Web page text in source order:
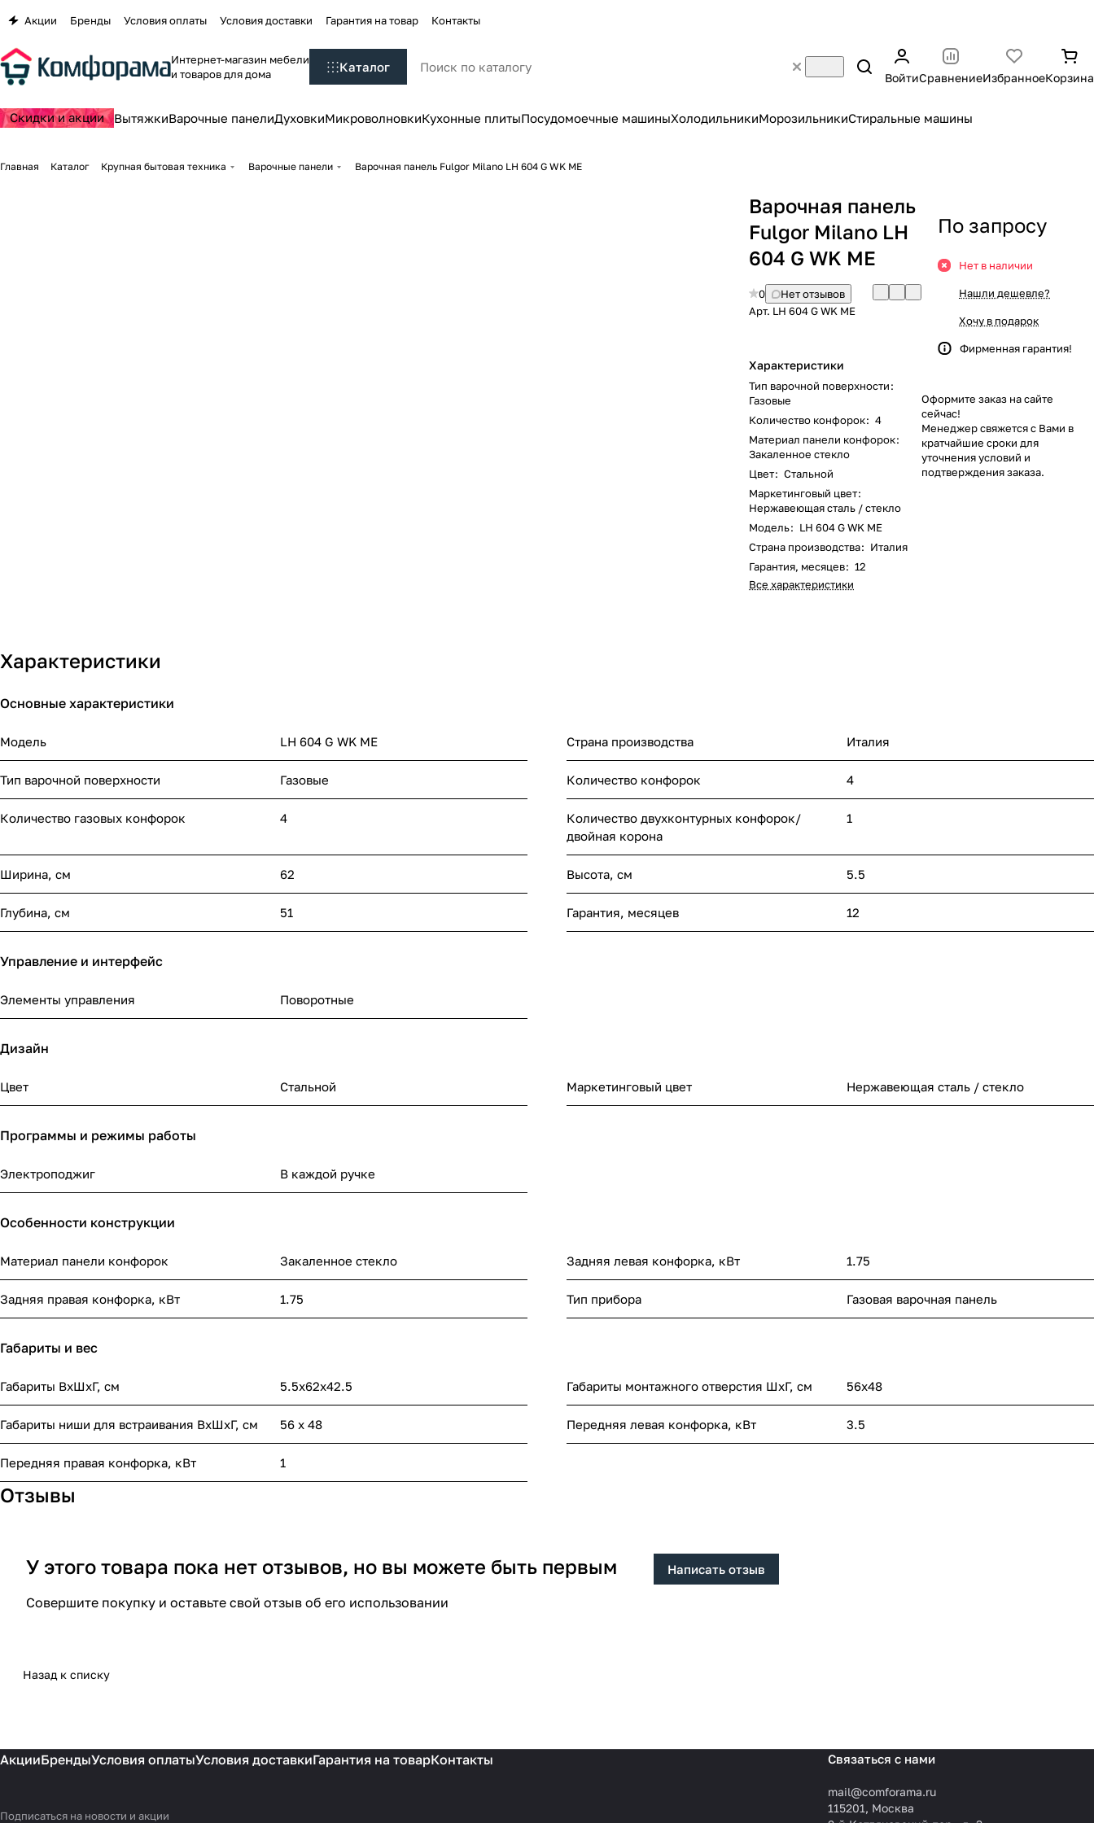
Акции Бренды Условия оплаты Условия доставки Гарантия на товар Контакты
Интернет-магазин мебели
и товаров для дома
Каталог
ВойтиСравнениеИзбранноеКорзина
Скидки и акции ВытяжкиВарочные панелиДуховкиМикроволновкиКухонные плитыПосудомоечные машиныХолодильникиМорозильникиСтиральные машины
Главная Каталог Крупная бытовая техника Варочные панели Варочная панель Fulgor Milano LH 604 G WK ME
Варочная панель
Fulgor Milano LH
604 G WK ME
0
Нет отзывов
Арт. LH 604 G WK ME
Характеристики
Тип варочной поверхности:
Газовые
Количество конфорок: 4
Материал панели конфорок:
Закаленное стекло
Цвет: Стальной
Маркетинговый цвет:
Нержавеющая сталь / стекло
Модель: LH 604 G WK ME
Страна производства: Италия
Гарантия, месяцев: 12
Все характеристики
По запросу
Нет в наличии
Нашли дешевле?
Хочу в подарок
Фирменная гарантия!
Оформите заказ на сайте
сейчас!
Менеджер свяжется с Вами в
кратчайшие сроки для
уточнения условий и
подтверждения заказа.
Характеристики
Основные характеристики
Модель LH 604 G WK ME Страна производства Италия
Тип варочной поверхности Газовые Количество конфорок 4
Количество газовых конфорок 4
Количество двухконтурных конфорок/
двойная корона
1
Ширина, см 62 Высота, см 5.5
Глубина, см 51 Гарантия, месяцев 12
Управление и интерфейс
Элементы управления Поворотные
Дизайн
Цвет Стальной Маркетинговый цвет Нержавеющая сталь / стекло
Программы и режимы работы
Электроподжиг В каждой ручке
Особенности конструкции
Материал панели конфорок Закаленное стекло Задняя левая конфорка, кВт 1.75
Задняя правая конфорка, кВт 1.75 Тип прибора Газовая варочная панель
Габариты и вес
Габариты ВхШхГ, cм 5.5х62х42.5 Габариты монтажного отверстия ШхГ, см 56х48
Габариты ниши для встраивания ВхШхГ, cм 56 х 48 Передняя левая конфорка, кВт 3.5
Передняя правая конфорка, кВт 1
Отзывы
У этого товара пока нет отзывов, но вы можете быть первым
Совершите покупку и оставьте свой отзыв об его использовании
Написать отзыв
Назад к списку
АкцииБрендыУсловия оплатыУсловия доставкиГарантия на товарКонтакты
Подписаться на новости и акции
Связаться с нами
mail@comforama.ru
115201, Москва